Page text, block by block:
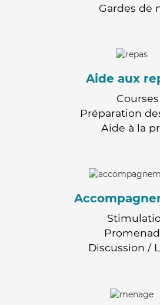
Gardes de
Aide aux
Courses
Préparation
Aide à la
Discussion /